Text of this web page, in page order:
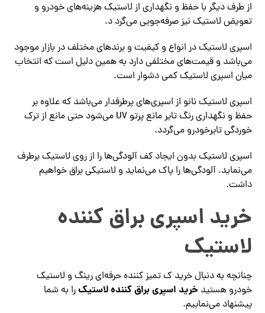
از طرف دیگر با حفظ و نگهداری از لاستیک هزینه‌های خودرو و
تعویض لاستیک نیز صرفه‌جویی می‌گرد د.
اسپری لاستیک در انواع و کیفیت و برندهای مختلف در بازار موجود
می‌باشد و قیمت‌های مختلفی دارد به همین دلیل است که انتخاب
میان اسپری لاستیک کمی دشوار است.
اسپری لاستیک نانو از اسپری‌های پرطرفدار می‌باشد که علاوه بر
حفظ و نگهداری رنگ تایر مانع پرتو UV می‌شود حتی مانع از ترک
خوردگی تایرخودرو می‌گردد.
اسپری لاستیک بدون ایجاد کف آلودگی‌ها را از روی لاستیک برطرف
می‌نماید. آلودگی‌ها را پاک می‌نماید و لاستیکی براق خواهیم
داشت.
خرید اسپری براق کننده
لاستیک
چنانچه به دنبال خرید ک تمیز کننده حرفه‌ای رینگ و لاستیک
خودرو هستید خرید اسپری براق کننده لاستیکرا به شما
پیشنهاد می‌نماییم.